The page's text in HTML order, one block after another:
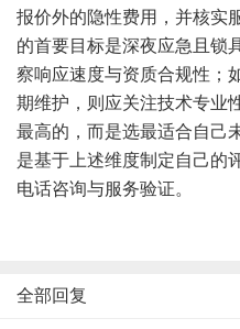
报价外的隐性费用，并核实
的首要目标是深夜应急且锁
察响应速度与资质合规性；
期维护，则应关注技术专业
最高的，而是选最适合自己
是基于上述维度制定自己的
电话咨询与服务验证。
全部回复